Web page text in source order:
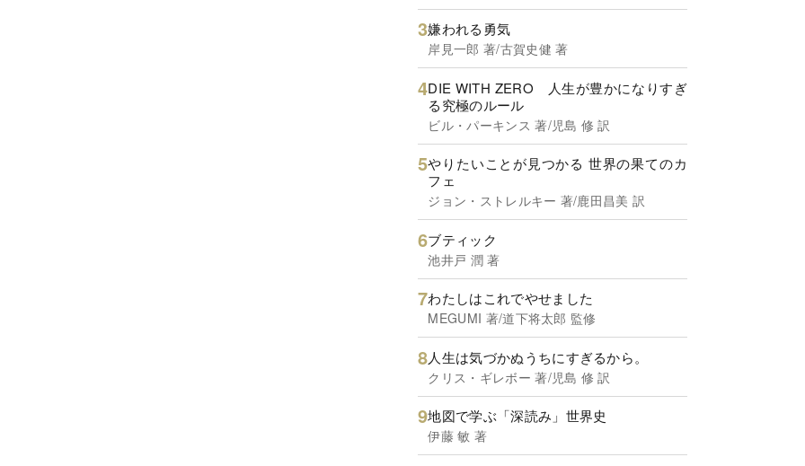
嫌われる勇気
岸見一郎 著/古賀史健 著
DIE WITH ZERO 人生が豊かになりすぎ
る究極のルール
ビル・パーキンス 著/児島 修 訳
やりたいことが見つかる 世界の果てのカ
フェ
ジョン・ストレルキー 著/鹿田昌美 訳
ブティック
池井戸 潤 著
わたしはこれでやせました
MEGUMI 著/道下将太郎 監修
人生は気づかぬうちにすぎるから。
クリス・ギレボー 著/児島 修 訳
地図で学ぶ「深読み」世界史
伊藤 敏 著